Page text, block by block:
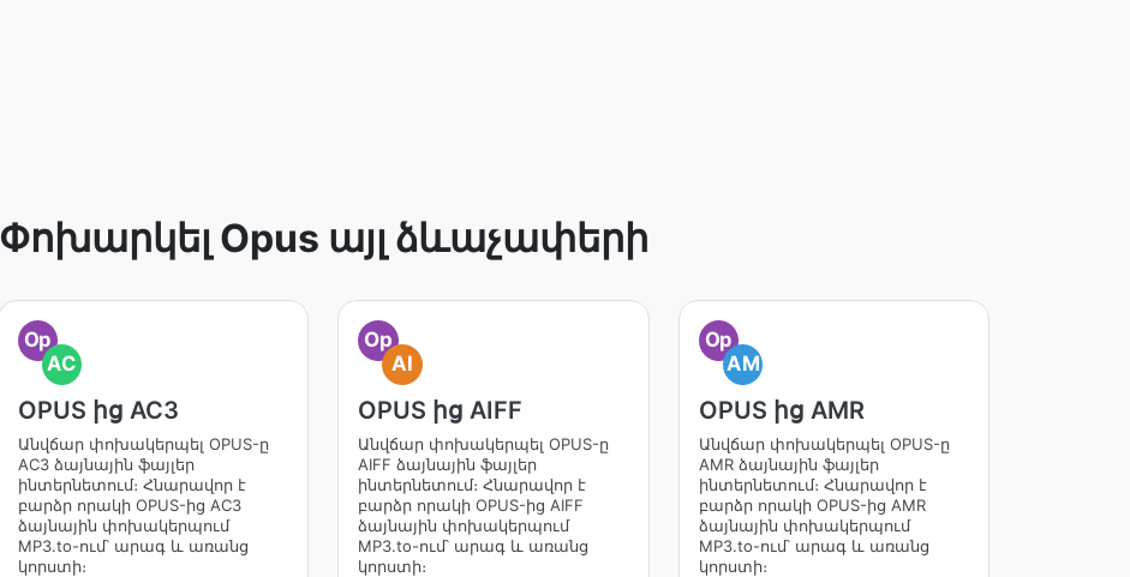
Փոխարկել Opus այլ ձևաչափերի
Op
AC
OPUS ից AC3
Անվճար փոխակերպել OPUS-ը
AC3 ձայնային ֆայլեր
ինտերնետում։ Հնարավոր է
բարձր որակի OPUS-ից AC3
ձայնային փոխակերպում
MP3.to-ում՝ արագ և առանց
կորստի։
Op
AI
OPUS ից AIFF
Անվճար փոխակերպել OPUS-ը
AIFF ձայնային ֆայլեր
ինտերնետում։ Հնարավոր է
բարձր որակի OPUS-ից AIFF
ձայնային փոխակերպում
MP3.to-ում՝ արագ և առանց
կորստի։
Op
AM
OPUS ից AMR
Անվճար փոխակերպել OPUS-ը
AMR ձայնային ֆայլեր
ինտերնետում։ Հնարավոր է
բարձր որակի OPUS-ից AMR
ձայնային փոխակերպում
MP3.to-ում՝ արագ և առանց
կորստի։